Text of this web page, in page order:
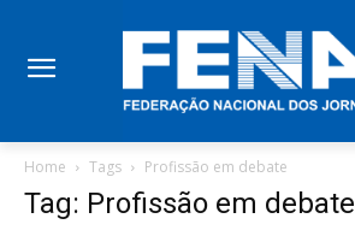
Home Tags Profissão em debate
Tag: Profissão em debate